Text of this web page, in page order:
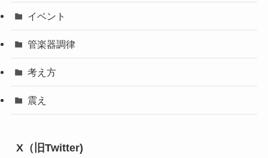
イベント
管楽器調律
考え方
震え
X（旧Twitter)